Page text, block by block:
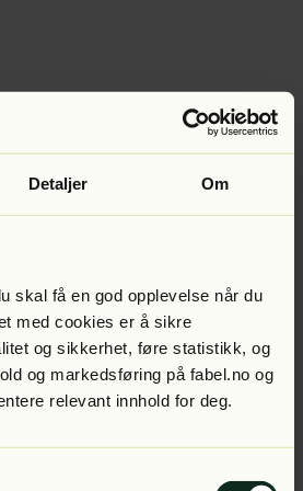
Detaljer Om
skal få en god opplevelse når du
med cookies er å sikre
og sikkerhet, føre statistikk, og
og markedsføring på fabel.no og
relevant innhold for deg.